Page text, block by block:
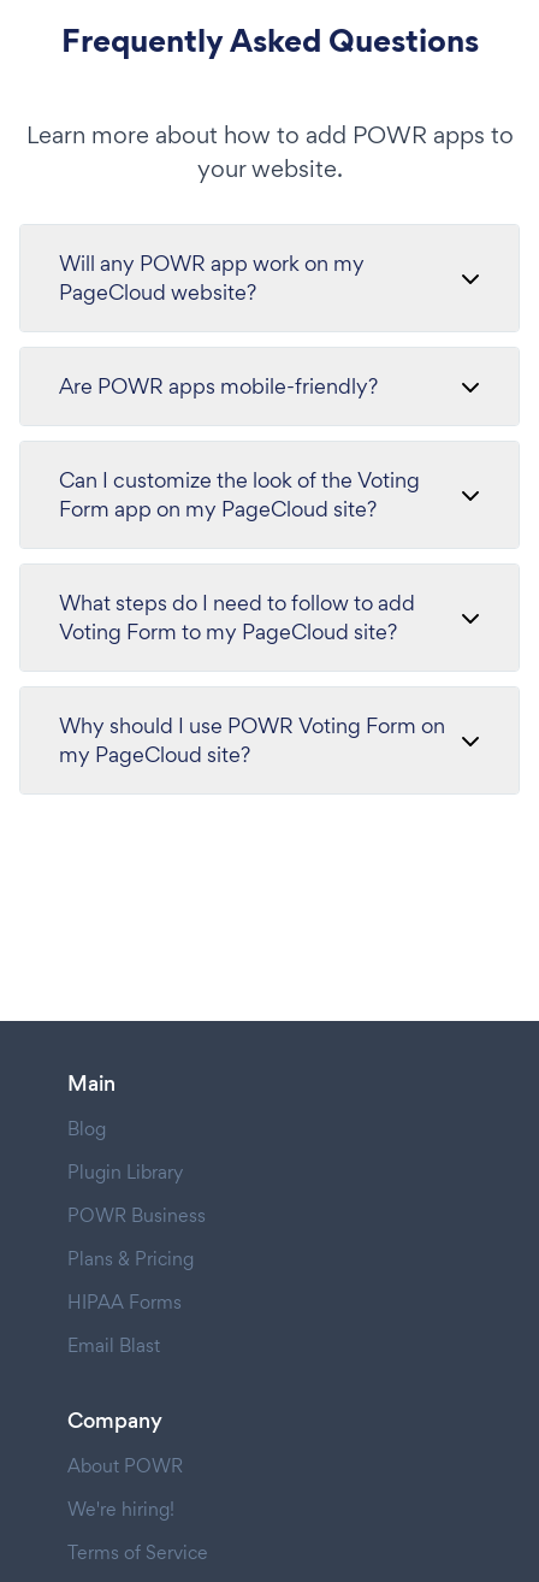
Frequently Asked Questions
Learn more about how to add POWR apps to
your website.
Will any POWR app work on my
PageCloud website?
Are POWR apps mobile-friendly?
Can I customize the look of the Voting
Form app on my PageCloud site?
What steps do I need to follow to add
Voting Form to my PageCloud site?
Why should I use POWR Voting Form on
my PageCloud site?
Main
Blog
Plugin Library
POWR Business
Plans & Pricing
HIPAA Forms
Email Blast
Company
About POWR
We're hiring!
Terms of Service